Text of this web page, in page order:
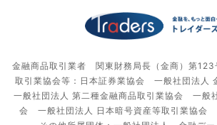
金融商品取引業者 関東財務局長（金商）第
取引業協会等：日本証券業協会 一般社団法人
一般社団法人 第二種金融商品取引業協会 一般
会 一般社団法人 日本暗号資産等取引業協会